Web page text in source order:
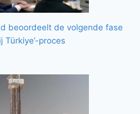
beoordeelt de volgende fase
Türkiye’-proces